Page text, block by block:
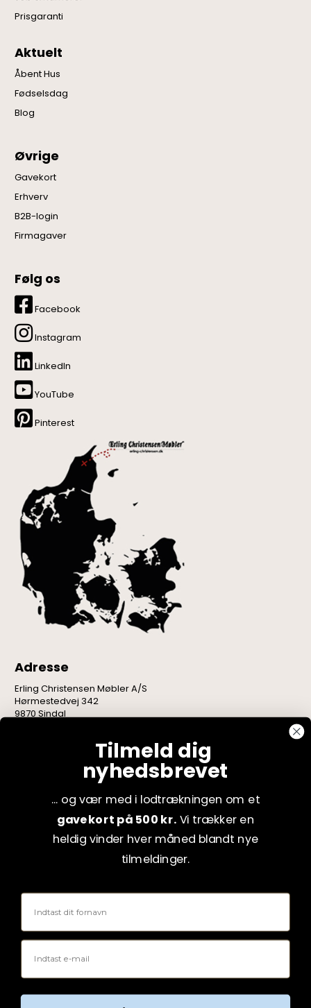
Prisgaranti
Aktuelt
Åbent Hus
Fødselsdag
Blog
Øvrige
Gavekort
Erhverv
B2B-login
Firmagaver
Følg os
Facebook
Instagram
LinkedIn
YouTube
Pinterest
Adresse
Erling Christensen Møbler A/S
Hørmestedvej 342
9870 Sindal
Tilmeld dig
nyhedsbrevet
... og vær med i lodtrækningen om et
gavekort på 500 kr. Vi trækker en
heldig vinder hver måned blandt nye
tilmeldinger.
Fornavn
Email